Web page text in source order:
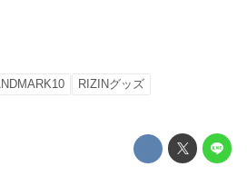
RIZINグッズ